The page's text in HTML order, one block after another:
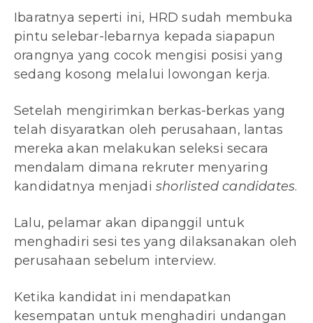
Ibaratnya seperti ini, HRD sudah membuka
pintu selebar-lebarnya kepada siapapun
orangnya yang cocok mengisi posisi yang
sedang kosong melalui lowongan kerja.
Setelah mengirimkan berkas-berkas yang
telah disyaratkan oleh perusahaan, lantas
mereka akan melakukan seleksi secara
mendalam dimana rekruter menyaring
kandidatnya menjadi shorlisted candidates.
Lalu, pelamar akan dipanggil untuk
menghadiri sesi tes yang dilaksanakan oleh
perusahaan sebelum interview.
Ketika kandidat ini mendapatkan
kesempatan untuk menghadiri undangan